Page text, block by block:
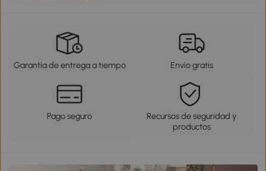
Garantía de entrega a tiempo Envío gratis
Pago seguro
Recursos de seguridad y
productos